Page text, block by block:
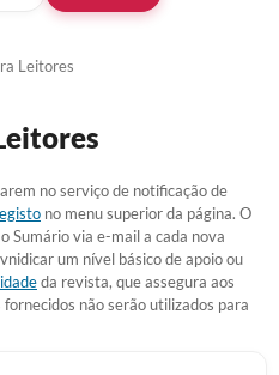
Leitores
no serviço de notificação de
no menu superior da página. O
Sumário via e-mail a cada nova
um nível básico de apoio ou
da revista, que assegura aos
não serão utilizados para